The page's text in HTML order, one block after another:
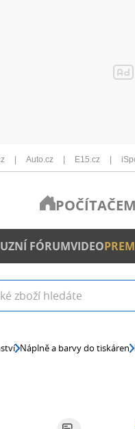
Auto.cz E15.cz
POČÍTAČE
FÓRUMVIDEO
Náplně a barvy do tiskáren